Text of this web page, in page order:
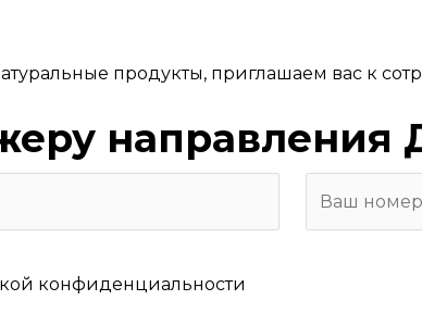
продукты, приглашаем вас к
направления
конфиденциальности